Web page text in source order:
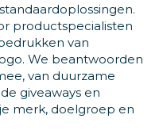
productspecialisten
van
We beantwoorden
van duurzame
giveaways en
merk, doelgroep en